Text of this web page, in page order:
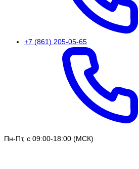
+7 (861) 205-05-65
Пн-Пт, с 09:00-18:00 (МСК)